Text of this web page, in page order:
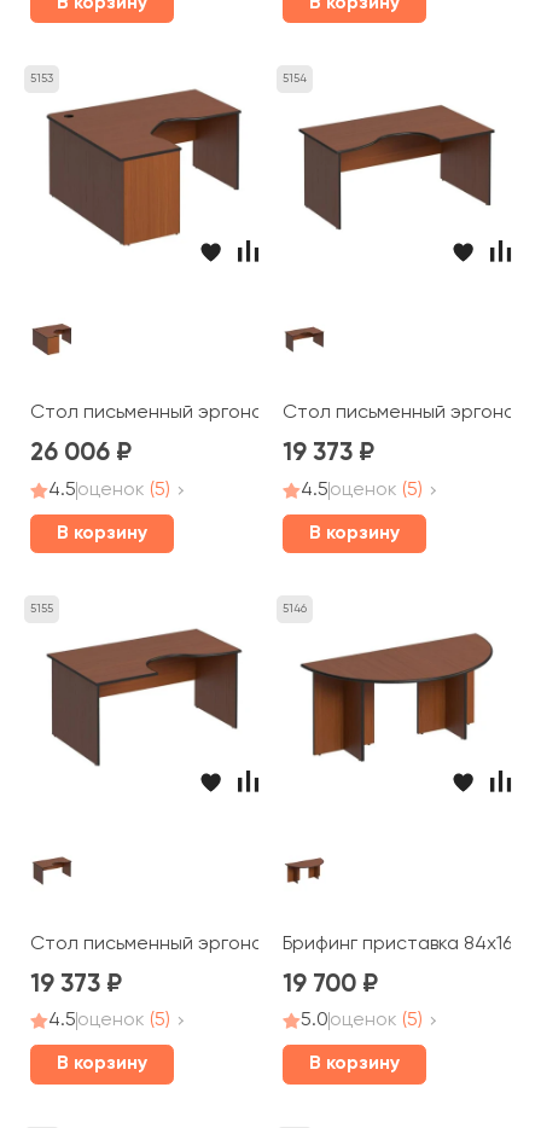
5153
Стол письменный эргономичный левый 160x140x75
26 006
4.5оценок (5)
В корзину
5154
Стол письменный
19 373
4.5оценок (5)
В корзину
5155
Стол письменный эргономичный левый 160x98x75 Дин-Р
19 373
4.5оценок (5)
В корзину
5146
Брифинг приставка
19 700
5.0оценок (5)
В корзину